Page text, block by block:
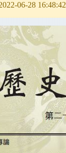
06-28 16:48:42